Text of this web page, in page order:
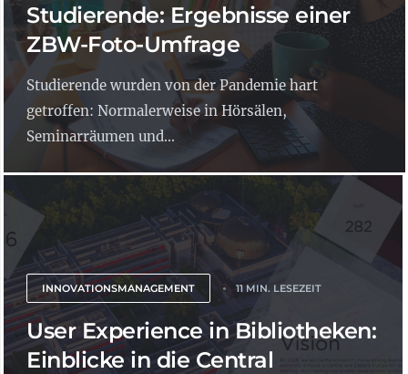
Studierende: Ergebnisse einer
ZBW-Foto-Umfrage
Studierende wurden von der Pandemie hart
getroffen: Normalerweise in Hörsälen,
Seminarräumen und...
INNOVATIONSMANAGEMENT 11 MIN. LESEZEIT
User Experience in Bibliotheken:
Einblicke in die Central